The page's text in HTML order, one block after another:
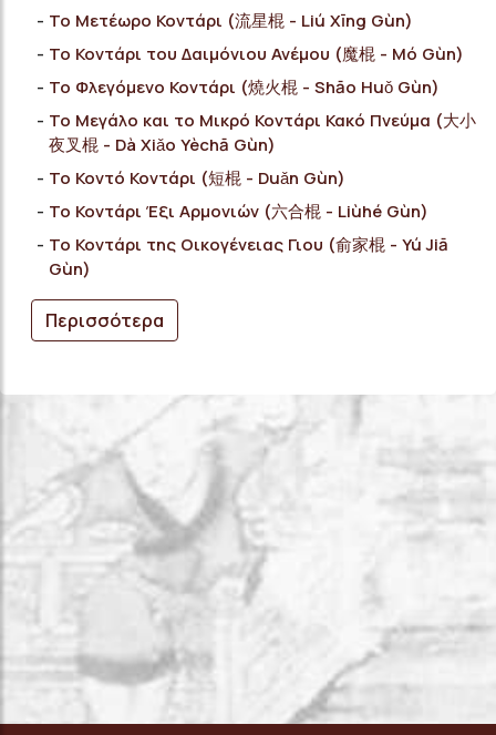
Το Μετέωρο Κοντάρι (流星棍 - Liú Xīng Gùn)
Το Κοντάρι του Δαιμόνιου Ανέμου (魔棍 - Mó Gùn)
Το Φλεγόμενο Κοντάρι (燒火棍 - Shāo Huǒ Gùn)
Το Μεγάλο και το Μικρό Κοντάρι Κακό Πνεύμα (大小
夜叉棍 - Dà Xiǎo Yèchā Gùn)
Το Κοντό Κοντάρι (短棍 - Duǎn Gùn)
Το Κοντάρι Έξι Αρμονιών (六合棍 - Liùhé Gùn)
Το Κοντάρι της Οικογένειας Γιου (俞家棍 - Yú Jiā
Gùn)
Περισσότερα